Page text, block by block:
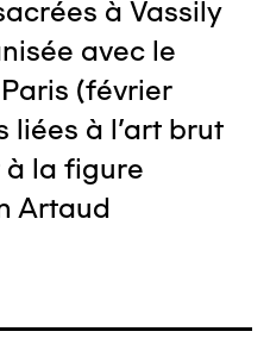
à Vassily
avec le
(février
liées à l'art brut
à la figure
Artaud